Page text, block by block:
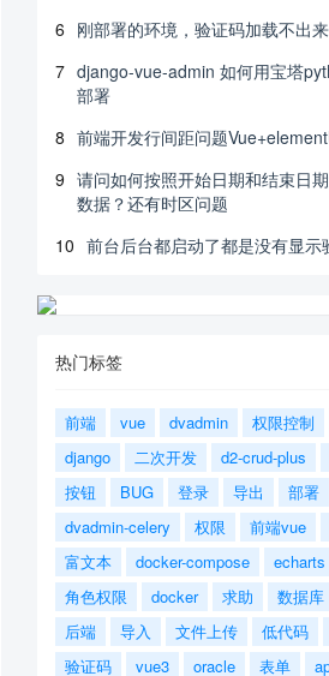
6 刚部署的环境，验证码加载不出来
7 django-vue-admin 如何用宝塔
部署
8 前端开发行间距问题
9 请问如何按照开始日期和结束日
数据？还有时区问题
10 前台后台都启动了都是没有显示
热门标签
前端 vue dvadmin 权限控制
django
二次开发 d2-crud-plus
按钮
BUG 登录 导出 部署
dvadmin-celery
权限 前端vue
富文本
docker-compose echarts
角色权限
docker 求助 数据库
后端
导入 文件上传 低代码
验证码
vue3 oracle 表单